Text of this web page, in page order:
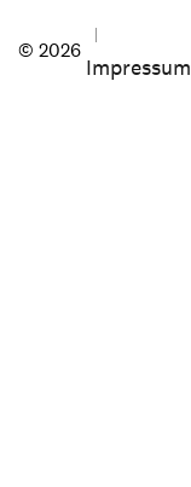
© 2026
Impressum